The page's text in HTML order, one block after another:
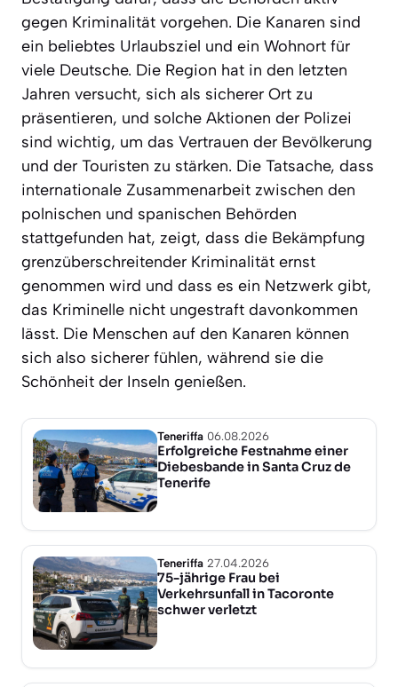
gegen Kriminalität vorgehen. Die Kanaren sind
ein beliebtes Urlaubsziel und ein Wohnort für
viele Deutsche. Die Region hat in den letzten
Jahren versucht, sich als sicherer Ort zu
präsentieren, und solche Aktionen der Polizei
sind wichtig, um das Vertrauen der Bevölkerung
und der Touristen zu stärken. Die Tatsache, dass
internationale Zusammenarbeit zwischen den
polnischen und spanischen Behörden
stattgefunden hat, zeigt, dass die Bekämpfung
grenzüberschreitender Kriminalität ernst
genommen wird und dass es ein Netzwerk gibt,
das Kriminelle nicht ungestraft davonkommen
lässt. Die Menschen auf den Kanaren können
sich also sicherer fühlen, während sie die
Schönheit der Inseln genießen.
Teneriffa 06.08.2026
Erfolgreiche Festnahme einer
Diebesbande in Santa Cruz de
Tenerife
Teneriffa 27.04.2026
75-jährige Frau bei
Verkehrsunfall in Tacoronte
schwer verletzt